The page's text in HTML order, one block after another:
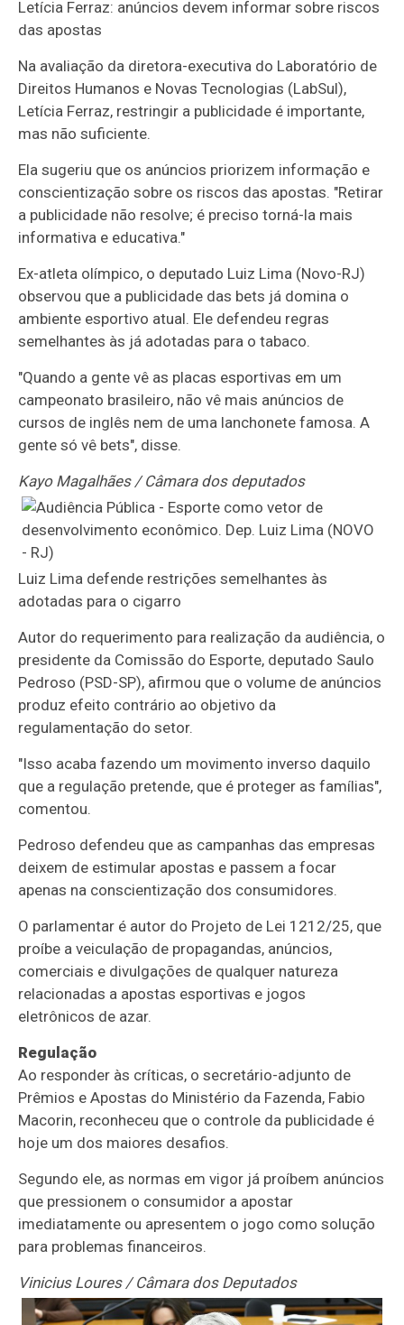
Letícia Ferraz: anúncios devem informar sobre riscos
das apostas
Na avaliação da diretora-executiva do Laboratório de
Direitos Humanos e Novas Tecnologias (LabSul),
Letícia Ferraz, restringir a publicidade é importante,
mas não suficiente.
Ela sugeriu que os anúncios priorizem informação e
conscientização sobre os riscos das apostas. "Retirar
a publicidade não resolve; é preciso torná-la mais
informativa e educativa."
Ex-atleta olímpico, o deputado Luiz Lima (Novo-RJ)
observou que a publicidade das bets já domina o
ambiente esportivo atual. Ele defendeu regras
semelhantes às já adotadas para o tabaco.
"Quando a gente vê as placas esportivas em um
campeonato brasileiro, não vê mais anúncios de
cursos de inglês nem de uma lanchonete famosa. A
gente só vê bets", disse.
Kayo Magalhães / Câmara dos deputados
Luiz Lima defende restrições semelhantes às
adotadas para o cigarro
Autor do requerimento para realização da audiência, o
presidente da Comissão do Esporte, deputado Saulo
Pedroso (PSD-SP), afirmou que o volume de anúncios
produz efeito contrário ao objetivo da
regulamentação do setor.
"Isso acaba fazendo um movimento inverso daquilo
que a regulação pretende, que é proteger as famílias",
comentou.
Pedroso defendeu que as campanhas das empresas
deixem de estimular apostas e passem a focar
apenas na conscientização dos consumidores.
O parlamentar é autor do Projeto de Lei 1212/25, que
proíbe a veiculação de propagandas, anúncios,
comerciais e divulgações de qualquer natureza
relacionadas a apostas esportivas e jogos
eletrônicos de azar.
Regulação
Ao responder às críticas, o secretário-adjunto de
Prêmios e Apostas do Ministério da Fazenda, Fabio
Macorin, reconheceu que o controle da publicidade é
hoje um dos maiores desafios.
Segundo ele, as normas em vigor já proíbem anúncios
que pressionem o consumidor a apostar
imediatamente ou apresentem o jogo como solução
para problemas financeiros.
Vinicius Loures / Câmara dos Deputados